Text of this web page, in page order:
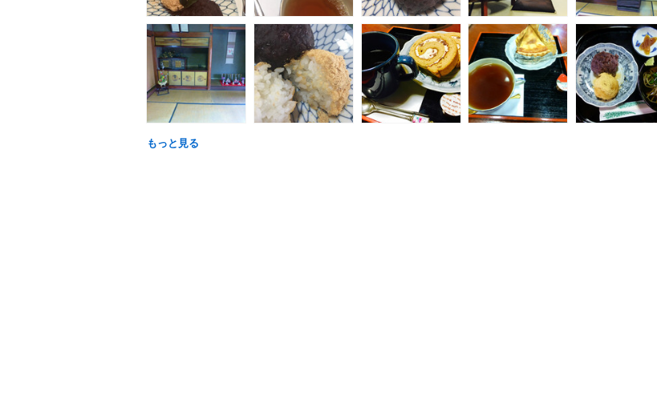
もっと見る